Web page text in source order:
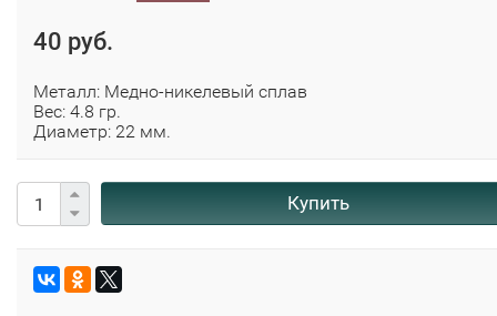
40 руб.
Металл: Медно-никелевый сплав
Вес: 4.8 гр.
Диаметр: 22 мм.
Купить